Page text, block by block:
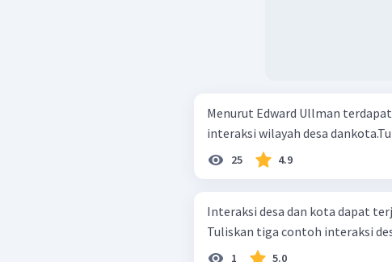
Menurut Edward Ullman
interaksi wilayah desa
25 4.9
Interaksi desa dan kota dapat
Tuliskan tiga contoh interaksi
1 5.0